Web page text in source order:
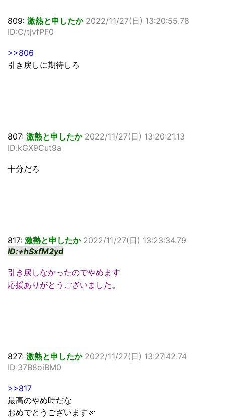
809: 激熱と申したか 2022/11/27(日) 13:20:55.78
ID:C/tjvfPF0
>>806
引き戻しに期待しろ
807: 激熱と申したか 2022/11/27(日) 13:20:21.13
ID:kGX9Cut9a
十分だろ
817: 激熱と申したか 2022/11/27(日) 13:23:34.79
ID:+hSxfM2yd
引き戻しなかったのでやめます
応援ありがとうございました。
827: 激熱と申したか 2022/11/27(日) 13:27:42.74
ID:37B8oiBM0
>>817
最高のやめ時だな
おめでとうございます🎉